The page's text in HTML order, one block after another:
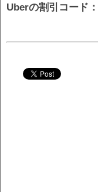
Uberの割引コード：